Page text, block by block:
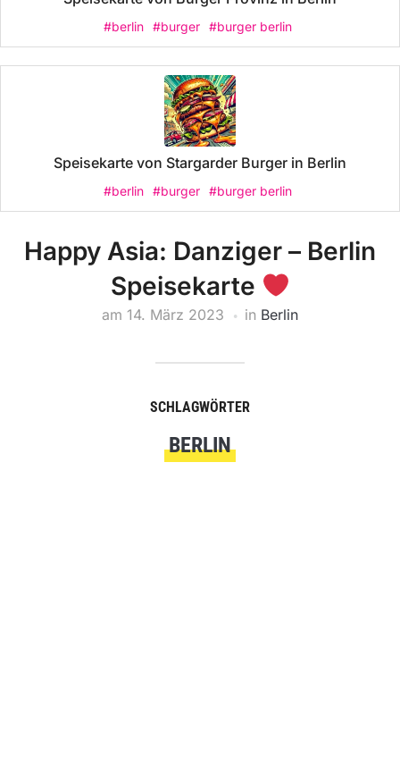
#berlin #burger #burger berlin
Speisekarte von Stargarder Burger in Berlin
#berlin #burger #burger berlin
Happy Asia: Danziger – Berlin
Speisekarte
am 14. März 2023 in Berlin
SCHLAGWÖRTER
BERLIN